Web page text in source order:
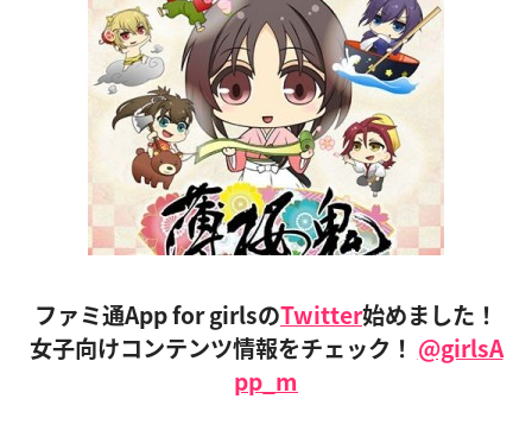
ファミ通App for girlsのTwitter始めました！
女子向けコンテンツ情報をチェック！ @girlsA
pp_m